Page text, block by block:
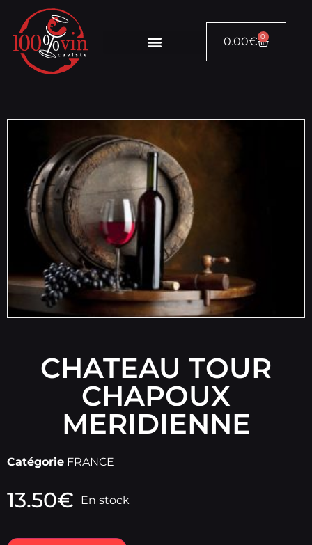
0.00€ 0
CHATEAU TOUR
CHAPOUX
MERIDIENNE
Catégorie FRANCE
13.50€ En stock